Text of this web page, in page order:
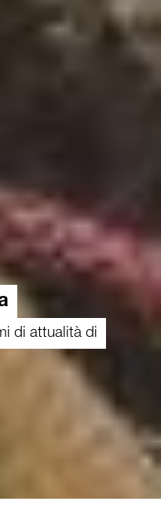
di attualità di